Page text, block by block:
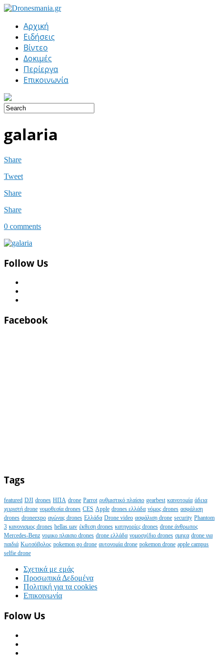
Αρχική
Ειδήσεις
Βίντεο
Δοκιμές
Περίεργα
Επικοινωνία
galaria
Share
Tweet
Share
Share
0 comments
Follow Us
Facebook
Tags
featured DJI drones ΗΠΑ drone Parrot ρυθμιστικό πλαίσιο gearbest καινοτομία άδεια
χειριστή drone νομοθεσία drones CES Apple drones ελλάδα νόμος drones ασφάλιση
drones droneexpo αγώνας drones Ελλάδα Drone video ασφάλιση drone security Phantom
3 κανονισμος drones hellas uav έκθεση drones κατηγορίες drones drone άνθρωπος
Mercedes-Benz νομικο πλαισιο drones drone ελλάδα νομοσχέδιο drones σμηεα drone για
παιδιά Κωτσόβολος pokemon go drone αυτονομία drone pokemon drone apple campus
selfie drone
Σχετικά με εμάς
Προσωπικά Δεδομένα
Πολιτική για τα cookies
Επικοινωνία
Folow Us